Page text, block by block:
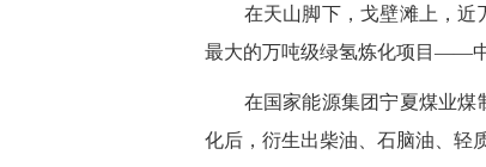
在天山脚下，戈壁滩上，近
最大的万吨级绿氢炼化项目——
在国家能源集团宁夏煤业煤
化后，衍生出柴油、石脑油、轻